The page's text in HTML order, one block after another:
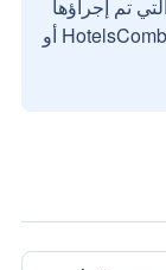
تم إجراؤها
بواسطة مستخدمين حقيقيين مع HotelsCombined أو